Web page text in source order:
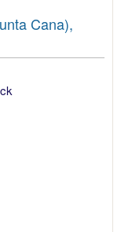
Cana),